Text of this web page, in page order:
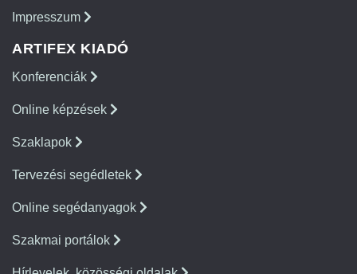
Impresszum
ARTIFEX KIADÓ
Konferenciák
Online képzések
Szaklapok
Tervezési segédletek
Online segédanyagok
Szakmai portálok